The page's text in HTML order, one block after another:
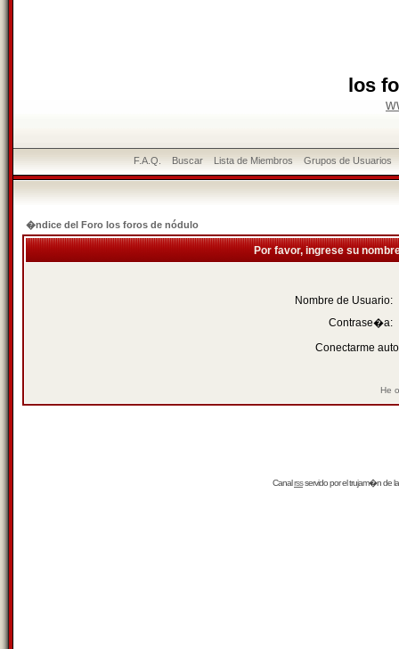
los
F.A.Q. Buscar Lista de Miembros Grupos de Usuarios
�ndice del Foro los foros de nódulo
Por favor, ingrese su
Nombre de Usuario:
Contrase�a:
Conectarme
He
Canalrssservido por eltrujam�nde